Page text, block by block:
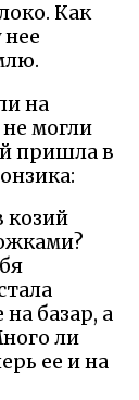
Как
нее
на
могли
пришла в
козий
базар, а
ли
ее и на